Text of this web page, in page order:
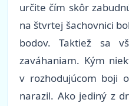
určite čím skôr
na štvrtej šachovnici
bodov. Taktiež sa
zaváhaniam. Kým
v rozhodujúcom boji
narazil. Ako jediný z